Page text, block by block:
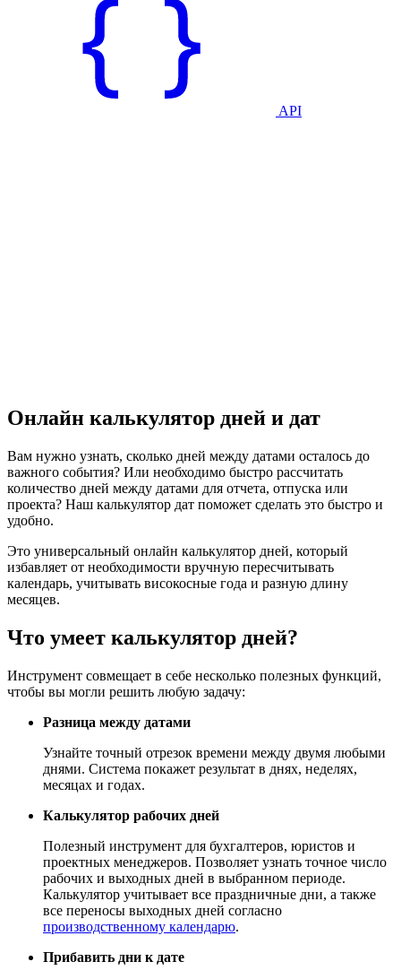
API
Онлайн калькулятор дней и дат
Вам нужно узнать, сколько дней между датами осталось до
важного события? Или необходимо быстро рассчитать
количество дней между датами для отчета, отпуска или
проекта? Наш калькулятор дат поможет сделать это быстро и
удобно.
Это универсальный онлайн калькулятор дней, который
избавляет от необходимости вручную пересчитывать
календарь, учитывать високосные года и разную длину
месяцев.
Что умеет калькулятор дней?
Инструмент совмещает в себе несколько полезных функций,
чтобы вы могли решить любую задачу:
Разница между датами
Узнайте точный отрезок времени между двумя любыми
днями. Система покажет результат в днях, неделях,
месяцах и годах.
Калькулятор рабочих дней
Полезный инструмент для бухгалтеров, юристов и
проектных менеджеров. Позволяет узнать точное число
рабочих и выходных дней в выбранном периоде.
Калькулятор учитывает все праздничные дни, а также
все переносы выходных дней согласно
производственному календарю.
Прибавить дни к дате